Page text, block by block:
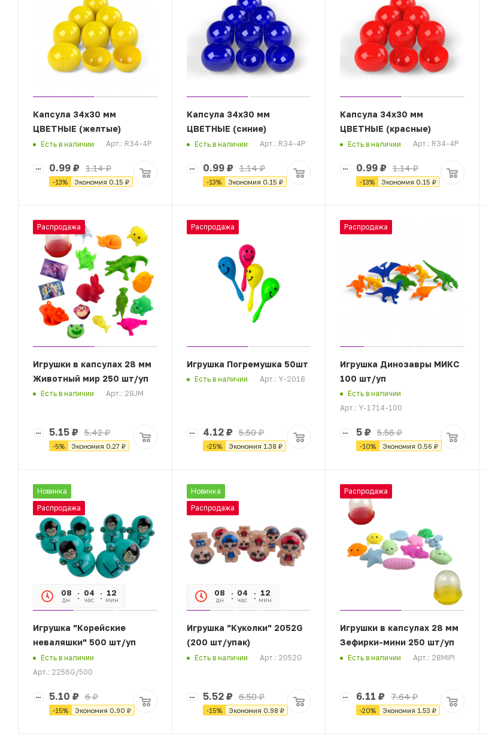
Капсула 34х30 мм
ЦВЕТНЫЕ (желтые)
Есть в наличии Арт.: R34-4P
0.99 ₽ 1.14₽
-13% Экономия 0.15 ₽
Капсула 34х30 мм
ЦВЕТНЫЕ (синие)
Есть в наличии Арт.: R34-4P
0.99₽ 1.14₽
-13% Экономия 0.15 ₽
Капсула 34х30 мм
ЦВЕТНЫЕ (красные)
Есть в наличии Арт.: R34-4P
0.99 ₽ 1.14₽
-13% Экономия 0.15 ₽
Распродажа
Игрушки в капсулах 28 мм
Животный мир 250 шт/уп
Есть в наличии Арт.: 28JM
5.15 ₽ 5.42₽
-5% Экономия 0.27 ₽
Распродажа
Игрушка Погремушка 50шт
Есть в наличии Арт.: Y-2018
4.12₽ 5.50₽
-25% Экономия 1.38 ₽
Распродажа
Игрушка Динозавры МИКС
100 шт/уп
Есть в наличии
Арт.: Y-1714-100
5 ₽ 5.56₽
-10% Экономия 0.56 ₽
Новинка
Распродажа
08
дн
04
час
12
мин
Игрушка "Корейские
неваляшки" 500 шт/уп
Есть в наличии
Арт.: 2256G/500
5.10 ₽ 6₽
-15% Экономия 0.90 ₽
Новинка
Распродажа
08
дн
04
час
12
мин
Игрушка "Куколки" 2052G
(200 шт/упак)
Есть в наличии Арт.: 2052G
5.52₽ 6.50₽
-15% Экономия 0.98 ₽
Распродажа
Игрушки в капсулах 28 мм
Зефирки-мини 250 шт/уп
Есть в наличии Арт.: 28MIPI
6.11 ₽ 7.64₽
-20% Экономия 1.53 ₽